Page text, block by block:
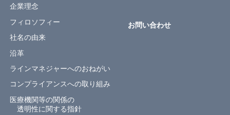
企業理念
フィロソフィー
社名の由来
沿革
ラインマネジャーへのおねがい
コンプライアンスへの取り組み
医療機関等の関係の
透明性に関する指針
お問い合わせ